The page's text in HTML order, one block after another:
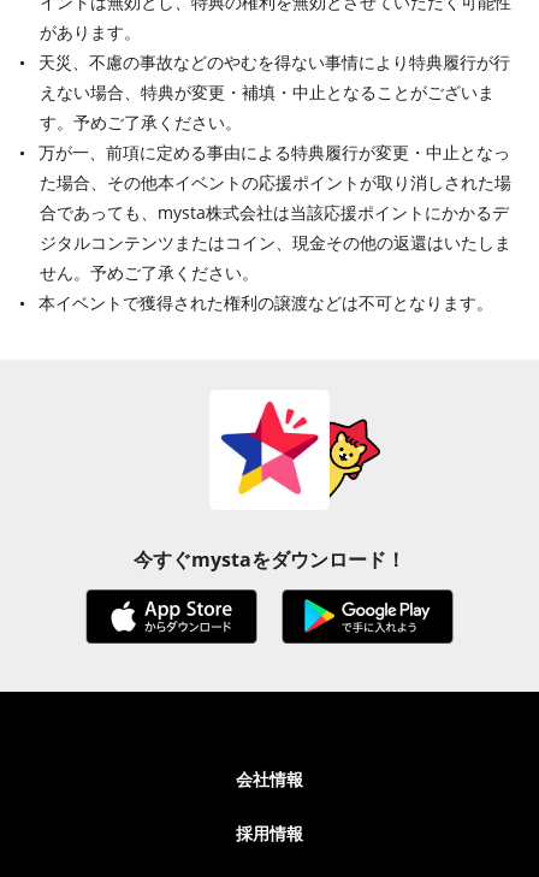
があります。
天災、不慮の事故などのやむを得ない事情により特典履行が行
えない場合、特典が変更・補填・中止となることがございま
す。予めご了承ください。
万が一、前項に定める事由による特典履行が変更・中止となっ
た場合、その他本イベントの応援ポイントが取り消しされた場
合であっても、mysta株式会社は当該応援ポイントにかかるデ
ジタルコンテンツまたはコイン、現金その他の返還はいたしま
せん。予めご了承ください。
本イベントで獲得された権利の譲渡などは不可となります。
今すぐmystaをダウンロード！
会社情報
採用情報